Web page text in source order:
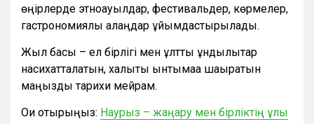
өңірлерде этноауылдар, фестивальдер, көрмелер,
гастрономиялық алаңдар ұйымдастырылады.
Жыл басы – ел бірлігі мен ұлттық құндылықтар
насихатталатын, халықты ынтымаққа шақыратын
маңызды тарихи мейрам.
Оқи отырыңыз: Наурыз – жаңару мен бірліктің ұлы